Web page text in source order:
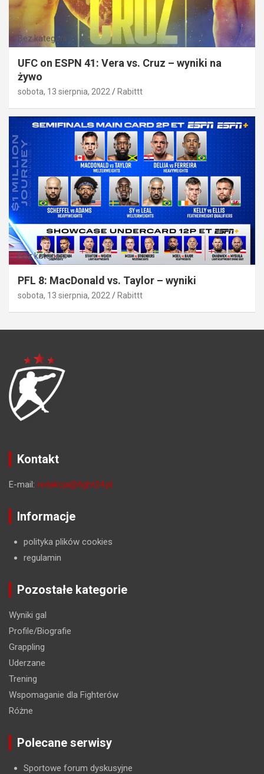
Bez kategorii
UFC on ESPN 41: Vera vs. Cruz – wyniki na
żywo
sobota, 13 sierpnia, 2022 Rabittt
Bez kategorii
PFL 8: MacDonald vs. Taylor – wyniki
sobota, 13 sierpnia, 2022 Rabittt
Kontakt
E-mail: redakcja@fight24.pl
Informacje
polityka plików cookies
regulamin
Pozostałe kategorie
Wyniki gal
Profile/Biografie
Grappling
Uderzane
Trening
Wspomaganie dla Fighterów
Różne
Polecane serwisy
Sportowe forum dyskusyjne